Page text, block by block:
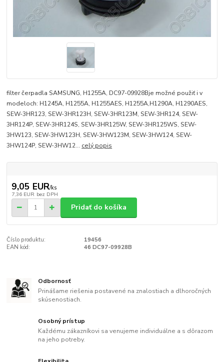
filter čerpadla SAMSUNG, H1255A, DC97-09928Bje možné použiť i v
modeloch: H1245A, H1255A, H1255AES, H1255A,H1290A, H1290AES,
SEW-3HR123, SEW-3HR123H, SEW-3HR123M, SEW-3HR124, SEW-
3HR124P, SEW-3HR124S, SEW-3HR125W, SEW-3HR125WS, SEW-
3HW123, SEW-3HW123H, SEW-3HW123M, SEW-3HW124, SEW-
3HW124P, SEW-3HW12... celý popis
9,05 EUR/ks
7,36 EUR bez DPH
Pridať do košíka
Číslo produktu:
19456
EAN kód:
46 DC97-09928B
Odbornosť
Prinášame riešenia postavené na znalostiach a dlhoročných
skúsenostiach.
Osobný prístup
Každému zákazníkovi sa venujeme individuálne a s dôrazom
na jeho potreby.